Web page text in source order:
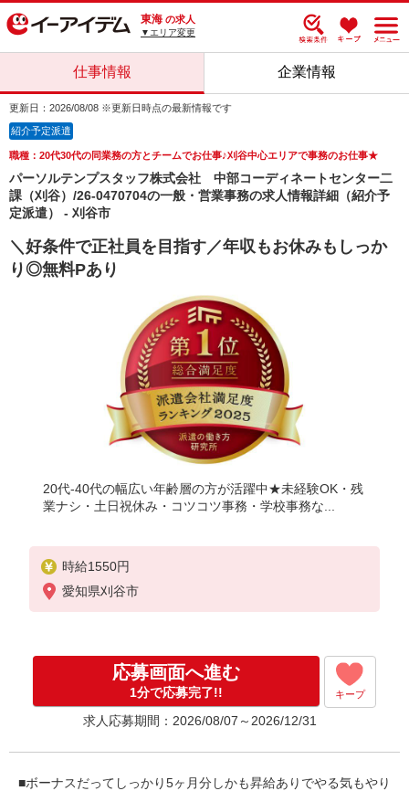
東海 の求人
▼エリア変更
仕事情報 企業情報
更新日：2026/08/08 ※更新日時点の最新情報です
紹介予定派遣
職種：20代30代の同業務の方とチームでお仕事♪刈谷中心エリアで事務のお仕事★
パーソルテンプスタッフ株式会社 中部コーディネートセンター二
課（刈谷）/26-0470704の一般・営業事務の求人情報詳細（紹介予
定派遣） - 刈谷市
＼好条件で正社員を目指す／年収もお休みもしっか
り◎無料Pあり
20代-40代の幅広い年齢層の方が活躍中★未経験OK・残
業ナシ・土日祝休み・コツコツ事務・学校事務な...
時給1550円
愛知県刈谷市
応募画面へ進む
1分で応募完了!! キープ
求人応募期間：2026/08/07～2026/12/31
■ボーナスだってしっかり5ヶ月分しかも昇給ありでやる気もやり